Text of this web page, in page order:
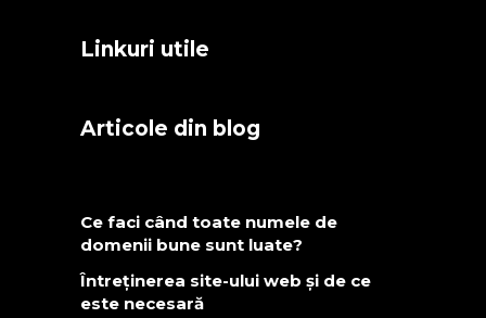
Linkuri utile
Articole din blog
Ce faci când toate numele de
domenii bune sunt luate?
Întreținerea site-ului web și de ce
este necesară